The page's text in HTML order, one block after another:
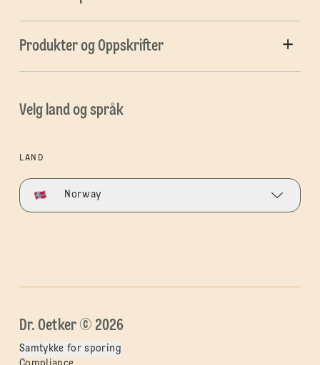
Produkter og Oppskrifter
Velg land og språk
LAND
Norway
Dr. Oetker © 2026
Samtykke for sporing